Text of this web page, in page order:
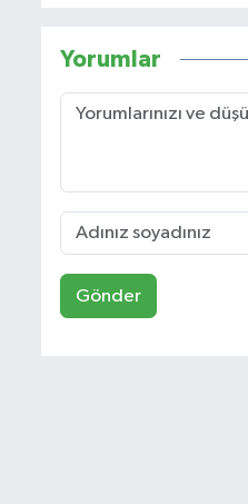
Yorumlar
Gönder